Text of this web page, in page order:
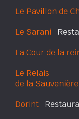
Le Pavillon de
Le Sarani
La Cour de la
Le Relais
de la Sauvenière
Dorint